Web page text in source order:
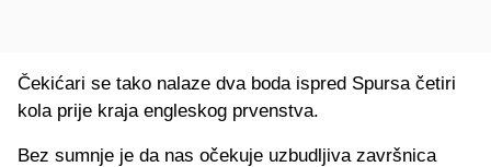
Čekićari se tako nalaze dva boda ispred Spursa četiri
kola prije kraja engleskog prvenstva.
Bez sumnje je da nas očekuje uzbudljiva završnica